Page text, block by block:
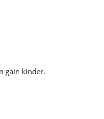
gain kinder.